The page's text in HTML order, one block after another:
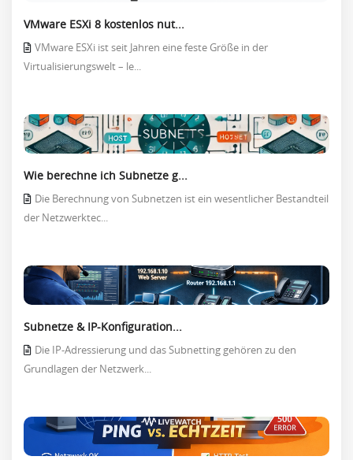
VMware ESXi 8 kostenlos nut...
VMware ESXi ist seit Jahren eine feste Größe in der
Virtualisierungswelt – le...
Wie berechne ich Subnetze g...
Die Berechnung von Subnetzen ist ein wesentlicher Bestandteil
der Netzwerktec...
Subnetze & IP-Konfiguration...
Die IP-Adressierung und das Subnetting gehören zu den
Grundlagen der Netzwerk...